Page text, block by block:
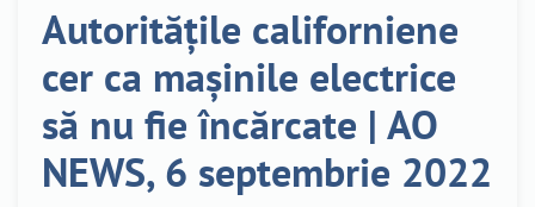
Autoritățile californiene
cer ca mașinile electrice
să nu fie încărcate | AO
NEWS, 6 septembrie 2022